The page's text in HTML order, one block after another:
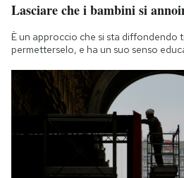
Lasciare che i bambini si
È un approccio che si sta diffondendo
permetterselo, e ha un suo senso